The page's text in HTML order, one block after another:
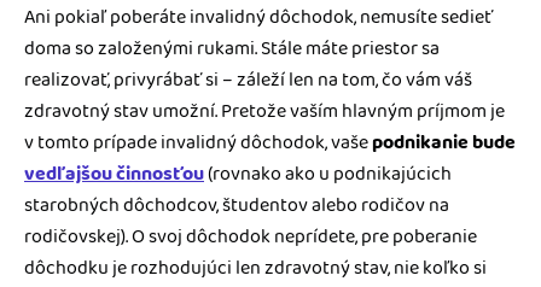
Ani pokiaľ poberáte invalidný dôchodok, nemusíte sedieť
doma so založenými rukami. Stále máte priestor sa
realizovať, privyrábať si – záleží len na tom, čo vám váš
zdravotný stav umožní. Pretože vaším hlavným príjmom je
v tomto prípade invalidný dôchodok, vašepodnikanie bude
vedľajšoučinnosťou(rovnako ako u podnikajúcich
starobných dôchodcov, študentov alebo rodičov na
rodičovskej). O svoj dôchodok neprídete, pre poberanie
dôchodku je rozhodujúci len zdravotný stav, nie koľko si